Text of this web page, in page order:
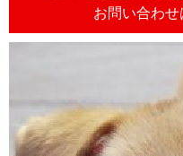
お問い合わせ